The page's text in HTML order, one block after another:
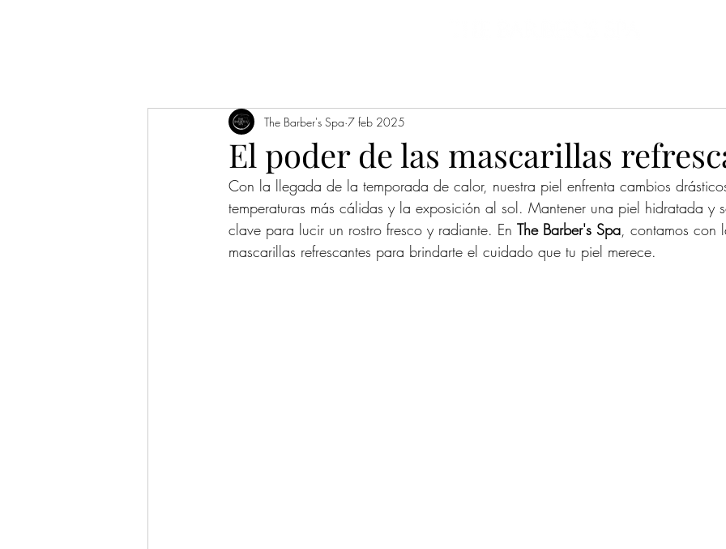
El poder de las mascarillas
The Barber's Spa 7 feb 2025
Con la llegada de la temporada de calor, nuestra piel enfrenta cambios
temperaturas más cálidas y la exposición al sol. Mantener una piel hidratada y
clave para lucir un rostro fresco y radiante. En The Barber's Spa, contamos con
mascarillas refrescantes para brindarte el cuidado que tu piel merece.